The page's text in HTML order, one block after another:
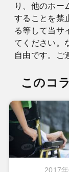
り、他のホー
することを禁
る等して当サ
てください。
自由です。ご
このコ
2017